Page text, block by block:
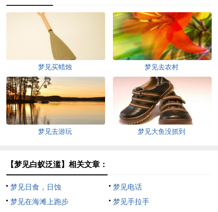
梦见买蜡烛 梦见去农村
梦见去游玩 梦见大鱼没抓到
【梦见白蚁泛滥】相关文章：
梦见日食，日蚀
梦见电话
梦见在海滩上跑步
梦见手拉手